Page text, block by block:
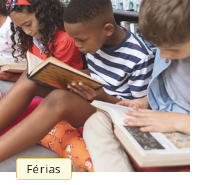
Férias